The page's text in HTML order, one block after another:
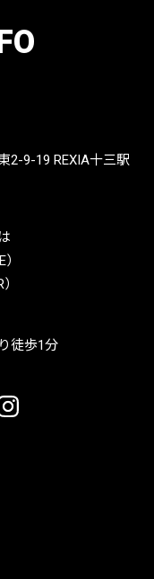
2-9-19 REXIA十三駅
徒歩1分